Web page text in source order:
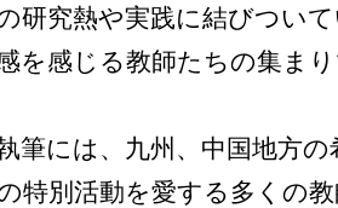
研究熱や実践に結びつい
を感じる教師たちの集ま
筆には、九州、中国地方の
特別活動を愛する多くの